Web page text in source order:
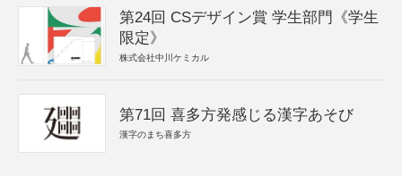
第24回 CSデザイン賞 学生部門《学生
限定》
株式会社中川ケミカル
第71回 喜多方発感じる漢字あそび
漢字のまち喜多方